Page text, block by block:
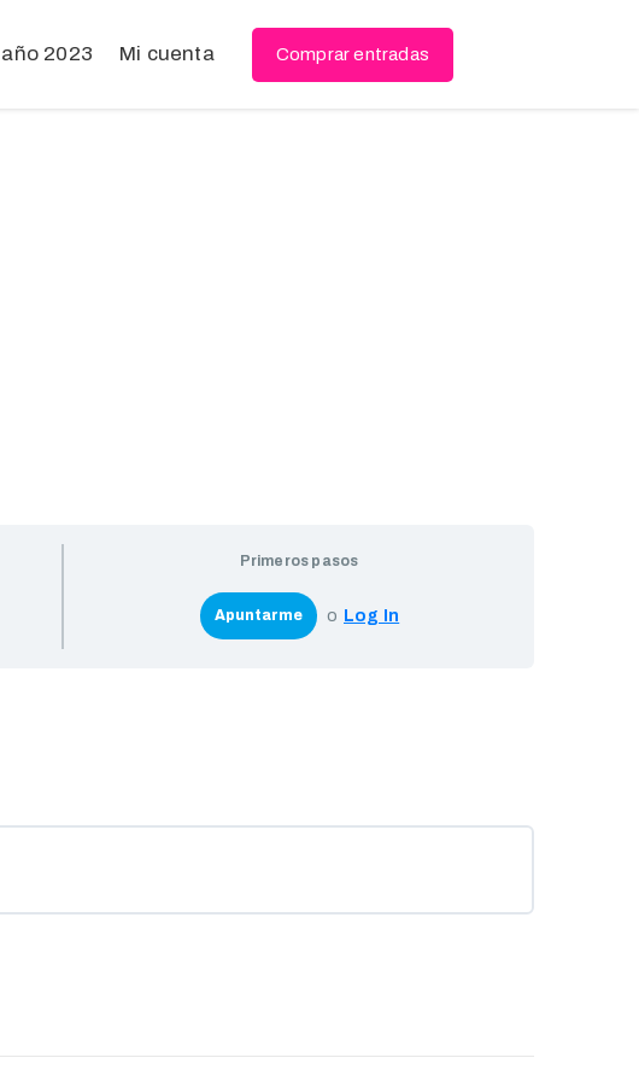
2023 Mi cuenta Comprar entradas
Primeros pasos
o Log In